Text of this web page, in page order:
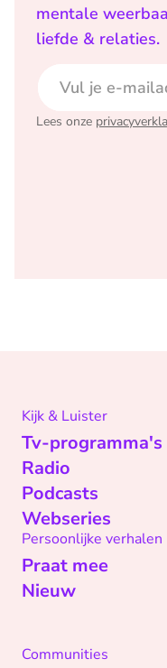
mentale
liefde & relaties.
Lees onze
Kijk & Luister
Tv-programma's
Radio
Podcasts
Webseries
Persoonlijke verhalen
Praat mee
Nieuw
Communities